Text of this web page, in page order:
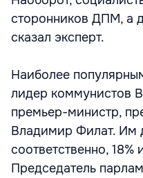
сторонников ДПМ, а
сказал эксперт.
Наиболее
лидер коммунистов
премьер-министр,
Владимир Филат. Им
соответственно, 18%
Председатель